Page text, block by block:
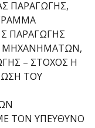
ΠΑΡΑΓΩΓΗΣ,
ΠΑΡΑΓΩΓΗΣ
ΜΗΧΑΝΗΜΑΤΩΝ,
– ΣΤΟΧΟΣ Η
ΤΟΥ
ΤΟΝ ΥΠΕΥΘΥΝΟ